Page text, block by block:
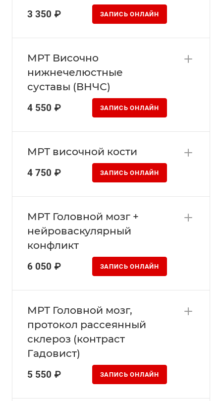
3 350 ₽ ЗАПИСЬ ОНЛАЙН
МРТ Височно
нижнечелюстные
суставы (ВНЧС)
4 550 ₽ ЗАПИСЬ ОНЛАЙН
МРТ височной кости
4 750 ₽ ЗАПИСЬ ОНЛАЙН
МРТ Головной мозг +
нейроваскулярный
конфликт
6 050 ₽ ЗАПИСЬ ОНЛАЙН
МРТ Головной мозг,
протокол рассеянный
склероз (контраст
Гадовист)
5 550 ₽ ЗАПИСЬ ОНЛАЙН